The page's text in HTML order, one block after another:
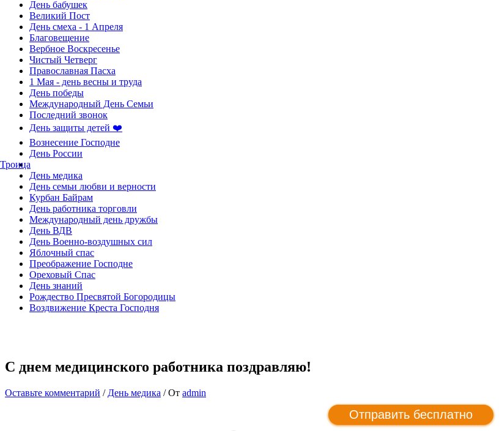
День бабушек
Великий Пост
День смеха - 1 Апреля
Благовещение
Вербное Воскресенье
Чистый Четверг
Православная Пасха
1 Мая - день весны и труда
День победы
Международный День Семьи
Последний звонок
День защиты детей ❤️
Вознесение Господне
День России
Троица
День медика
День семьи любви и верности
Курбан Байрам
День работника торговли
Международный день дружбы
День ВДВ
День Военно-воздушных сил
Яблочный спас
Преображение Господне
Ореховый Спас
День знаний
Рождество Пресвятой Богородицы
Воздвижение Креста Господня
С днем медицинского работника поздравляю!
Оставьте комментарий / День медика / От admin
Отправить бесплатно